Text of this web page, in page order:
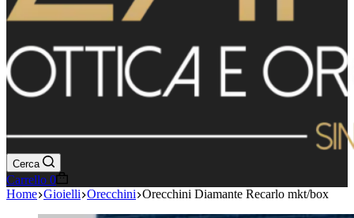
Cerca
Carrello 0
Home Gioielli Orecchini Orecchini Diamante Recarlo mkt/box